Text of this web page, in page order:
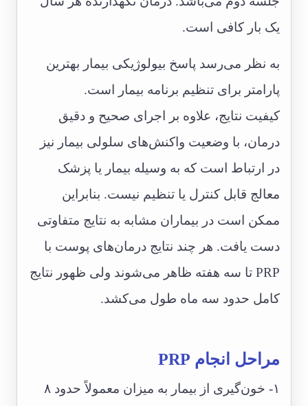
یک بار کافی است.
به نظر می‌رسد پاسخ بیولوژیکی بیمار بهترین
پارامتر برای تنظیم برنامه بیمار است.
کیفیت نتایج، علاوه بر اجرای صحیح و دقیق
درمان، با وضعیت واکنش‌های سلولی بیمار نیز
در ارتباط است که به وسیله بیمار یا پزشک
معالج قابل کنترل یا تنظیم نیست. بنابراین
ممکن است در بیماران مشابه به نتایج متفاوتی
دست یافت. هر چند نتایج درمان‌های پوست با
PRP تا سه هفته ظاهر می‌شوند ولی ظهور نتایج
کامل حدود سه ماه طول می‌کشد.
مراحل انجام PRP
۱- خون‌گیری از بیمار به میزان معمولاً حدود ۸